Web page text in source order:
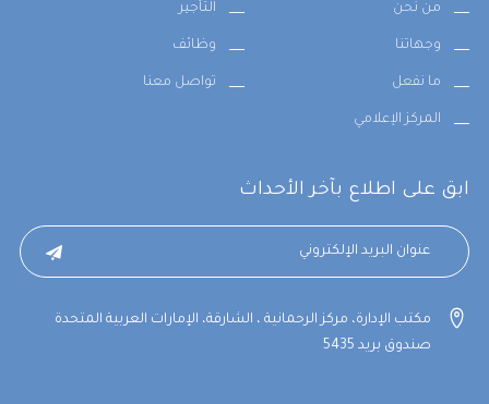
من نحن التأجير
وجهاتنا وظائف
ما نفعل تواصل معنا
المركز الإعلامي
ابق على اطلاع بآخر الأحداث
مكتب الإدارة، مركز الرحمانية ، الشارقة، الإمارات العربية المتحدة
صندوق بريد 5435